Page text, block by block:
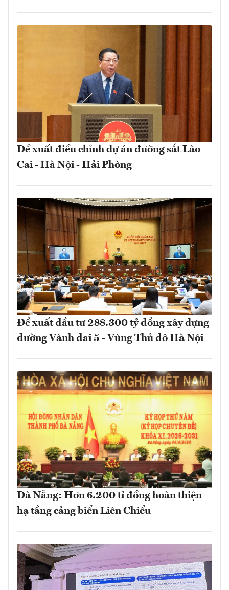
Đề xuất điều chỉnh dự án đường sắt Lào
Cai - Hà Nội - Hải Phòng
Đề xuất đầu tư 288.300 tỷ đồng xây dựng
đường Vành đai 5 - Vùng Thủ đô Hà Nội
Đà Nẵng: Hơn 6.200 tỉ đồng hoàn thiện
hạ tầng cảng biển Liên Chiểu